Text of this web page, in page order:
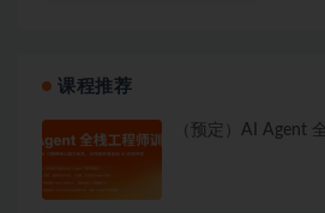
课程推荐
（预定）AI Agent